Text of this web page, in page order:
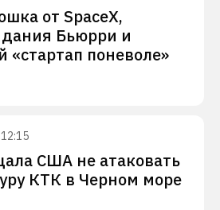
от SpaceX,
Бьюрри и
«стартап поневоле»
США не атаковать
КТК в Черном море